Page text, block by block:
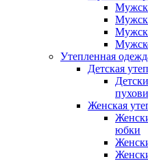
Утепленная
Детская
Женская
юбки